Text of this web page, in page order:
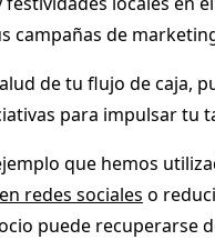
campañas de
de tu flujo de caja,
para impulsar tu
que hemos
redes sociales o
puede recuperarse